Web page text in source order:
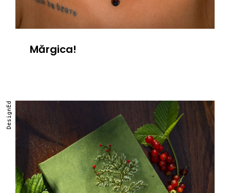
Mărgica!
DesignEd